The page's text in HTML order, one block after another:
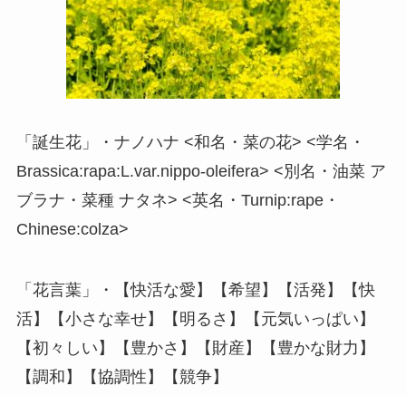
「誕生花」・ナノハナ <和名・菜の花> <学名・
Brassica:rapa:L.var.nippo-oleifera> <別名・油菜 ア
ブラナ・菜種 ナタネ> <英名・Turnip:rape・
Chinese:colza>
「花言葉」・【快活な愛】【希望】【活発】【快
活】【小さな幸せ】【明るさ】【元気いっぱい】
【初々しい】【豊かさ】【財産】【豊かな財力】
【調和】【協調性】【競争】